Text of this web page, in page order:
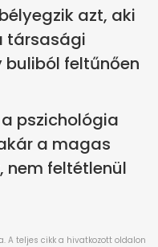
azt, aki
társasági
feltűnően
pszichológia
a magas
nem feltétlenül